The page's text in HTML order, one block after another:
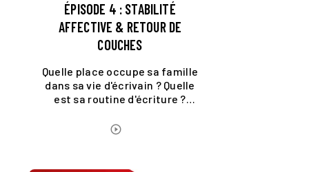
ÉPISODE 4 : STABILITÉ
AFFECTIVE & RETOUR DE
COUCHES
Quelle place occupe sa famille
dans sa vie d'écrivain ? Quelle
est sa routine d'écriture ?
de genre aux romans ?
play_circle_outline